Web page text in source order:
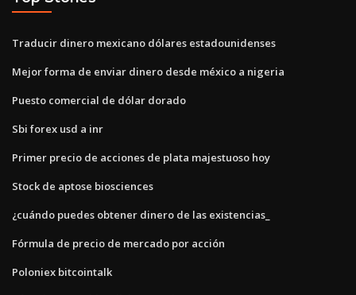
Traducir dinero mexicano dólares estadounidenses
Mejor forma de enviar dinero desde méxico a nigeria
Puesto comercial de dólar dorado
Sbi forex usd a inr
Primer precio de acciones de plata majestuoso hoy
Stock de aptose biosciences
¿cuándo puedes obtener dinero de las existencias_
Fórmula de precio de mercado por acción
Poloniex bitcointalk